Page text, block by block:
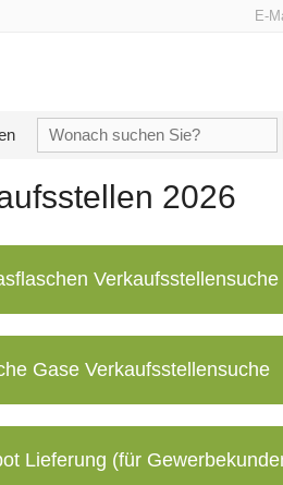
E-
Suche
2026
Verkaufsstellensuche
Gase Verkaufsstellensuche
Lieferung (für